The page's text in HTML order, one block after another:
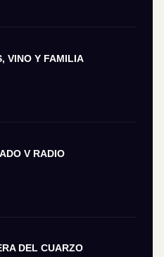
VINO Y FAMILIA
V RADIO
DEL CUARZO